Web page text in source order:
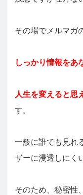
その場でメルマガ
しっかり情報をあ
人生を変えると思
す。
一般に誰でも見れ
ザーに浸透しにく
そのため、秘密性